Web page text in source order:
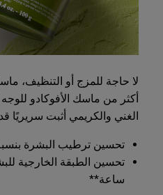
لا حاجة للمزج أو التنظيف،
أكثر من ماسك الأفوكادو
الغني والكريمي أثبت سريريًا
تحسين ترطيب البشرة بنسبة 29% بعد 15
ساعة**